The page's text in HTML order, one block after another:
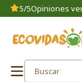
5/5Opiniones